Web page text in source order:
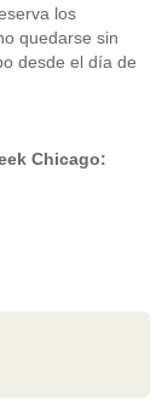
los
quedarse sin
desde el día de
Chicago: